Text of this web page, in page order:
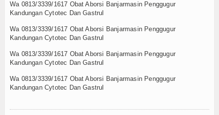
Data Alumni
Konsultasi
Lainnya
Wa 0813/3339/1617 Obat Aborsi Banjarmasin Penggugur
Kandungan Cytotec Dan Gastrul
Wa 0813/3339/1617 Obat Aborsi Banjarmasin Penggugur
Kandungan Cytotec Dan Gastrul
Wa 0813/3339/1617 Obat Aborsi Banjarmasin Penggugur
Kandungan Cytotec Dan Gastrul
Wa 0813/3339/1617 Obat Aborsi Banjarmasin Penggugur
Kandungan Cytotec Dan Gastrul